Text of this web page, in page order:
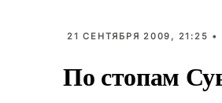
21 СЕНТЯБРЯ 2009, 21:25 •
По стопам